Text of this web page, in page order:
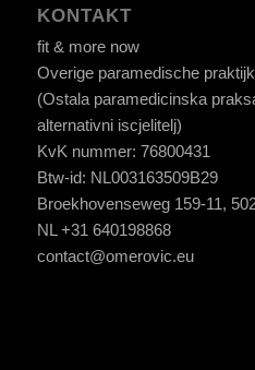
KONTAKT
fit & more now
Overige paramedische
(Ostala paramedicinska
alternativni iscjelitelj)
KvK nummer: 76800431
Btw-id: NL003163509B29
Broekhovenseweg 159-11,
NL +31 640198868
contact@omerovic.eu